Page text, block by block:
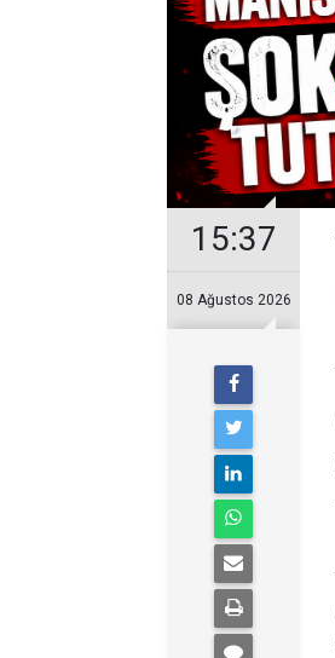
15:37
08 Ağustos 2026